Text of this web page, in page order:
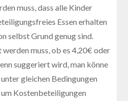
muss, dass alle Kinder
Essen erhalten
selbst Grund genug sind.
muss, ob es 4,20€ oder
suggeriert wird, man könne
gleichen Bedingungen
Kostenbeteiligungen